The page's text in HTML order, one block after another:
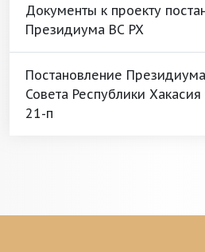
Документы к проекту
Президиума ВС РХ
Постановление
Совета Республики
21-п